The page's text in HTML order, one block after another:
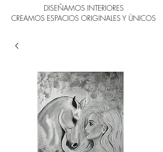
DISEÑAMOS INTERIORES
CREAMOS ESPACIOS ORIGINALES Y ÚNICOS